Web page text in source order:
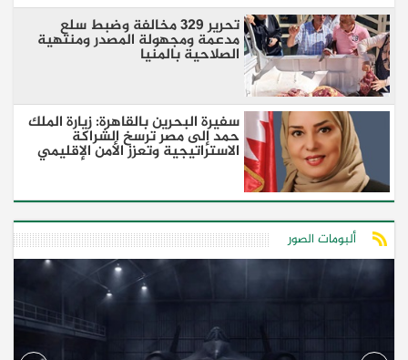
تحرير 329 مخالفة وضبط سلع
مدعمة ومجهولة المصدر ومنتهية
الصلاحية بالمنيا
سفيرة البحرين بالقاهرة: زيارة الملك
حمد إلى مصر ترسخ الشراكة
الاستراتيجية وتعزز الأمن الإقليمي
ألبومات الصور